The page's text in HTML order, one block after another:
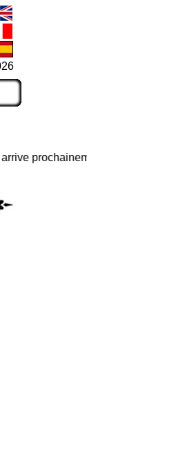
prochainement dans les points